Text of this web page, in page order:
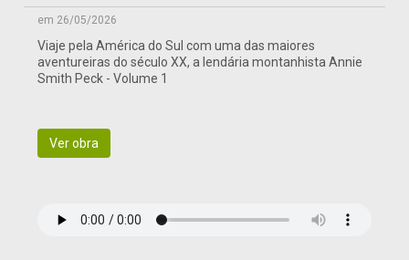
em 26/05/2026
Viaje pela América do Sul com uma das maiores
aventureiras do século XX, a lendária montanhista Annie
Smith Peck - Volume 1
Ver obra